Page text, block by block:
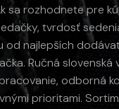
sa rozhodnete pre
tvrdosť
od najlepších
Ručná slovenská
odborná
prioritami.